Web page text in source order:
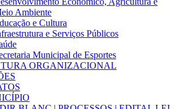
Ambiente
e Cultura
e Serviços Públicos
Municipal de Esportes
ORGANIZACIONAL